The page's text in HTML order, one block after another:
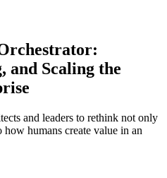
and Scaling the
and leaders to rethink not only
how humans create value in an